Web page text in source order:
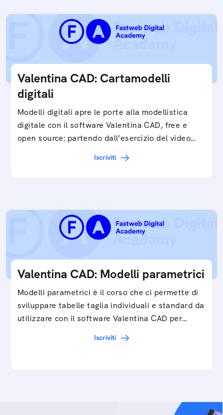
Valentina CAD: Cartamodelli
digitali
Modelli digitali apre le porte alla modellistica
digitale con il software Valentina CAD, free e
open source: partendo dall’esercizio del video…
Iscriviti
Valentina CAD: Modelli parametrici
Modelli parametrici è il corso che ci permette di
sviluppare tabelle taglia individuali e standard da
utilizzare con il software Valentina CAD per…
Iscriviti